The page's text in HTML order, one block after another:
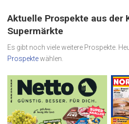
Aktuelle Prospekte aus der
Supermärkte
Es gibt noch viele weitere Prospekte.
Prospektewählen.